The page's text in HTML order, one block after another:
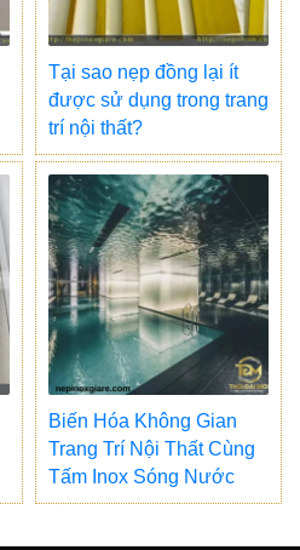
Tại sao nẹp đồng lại ít
được sử dụng trong trang
trí nội thất?
Biến Hóa Không Gian
Trang Trí Nội Thất Cùng
Tấm Inox Sóng Nước